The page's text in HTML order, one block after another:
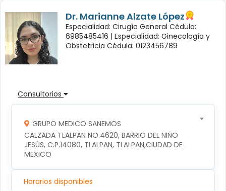
Dr. Marianne Alzate López
Especialidad: Cirugía General Cédula:
6985485416 | Especialidad: Ginecología y
Obstetricia Cédula: 0123456789
Consultorios
GRUPO MEDICO SANEMOS
CALZADA TLALPAN NO.4620, BARRIO DEL NIÑO
JESÚS, C.P.14080, TLALPAN, TLALPAN,CIUDAD DE
MEXICO
Horarios disponibles